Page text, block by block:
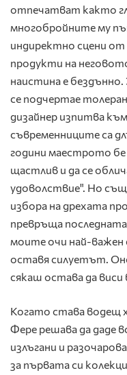
отпечатват както
многобройните му
индиректно сцени
продукти на
наистина е
се подчертае
дизайнер изпитва
съвременниците са
години маестрото бе
щастлив и да се
удоволствие". Но
избора на дрехата
превръща
моите очи най-
оставя силуетът.
сякаш остава да
Когато става водещ
Фере решава да даде
излъгани и
за първата си